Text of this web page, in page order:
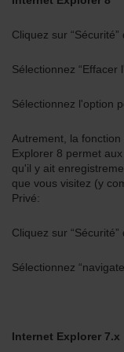
Cliquez sur
Sélectionnez “Effacer
Sélectionnez l'option
Autrement, la
Explorer 8 permet
qu'il y ait
que vous visitez (y
Privé:
Cliquez sur
Sélectionnez
Internet Explorer 7.x